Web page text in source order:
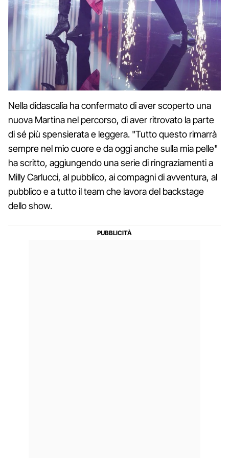
Nella didascalia ha confermato di aver scoperto una
nuova Martina nel percorso, di aver ritrovato la parte
di sé più spensierata e leggera. "Tutto questo rimarrà
sempre nel mio cuore e da oggi anche sulla mia pelle"
ha scritto, aggiungendo una serie di ringraziamenti a
Milly Carlucci, al pubblico, ai compagni di avventura, al
pubblico e a tutto il team che lavora del backstage
dello show.